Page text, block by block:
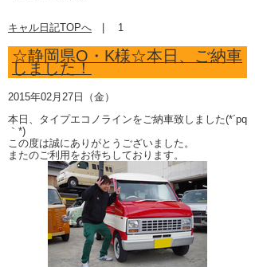
キャル日記TOPへ | 1
☆静岡県O・K様☆本日、ご納車
しました！
2015年02月27日（金）
本日、タイプエコノラインをご納車致しました(*´pq
｀*)
この度は誠にありがとうございました。
またのご利用をお待ちしております。